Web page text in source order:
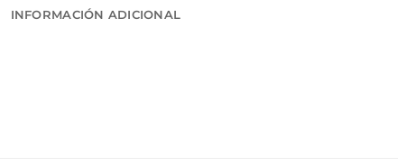
INFORMACIÓN ADICIONAL